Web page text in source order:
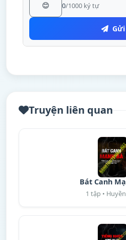
😊 0/1000 ký tự
Gửi
Truyện liên quan
Bát Canh
1 tập •